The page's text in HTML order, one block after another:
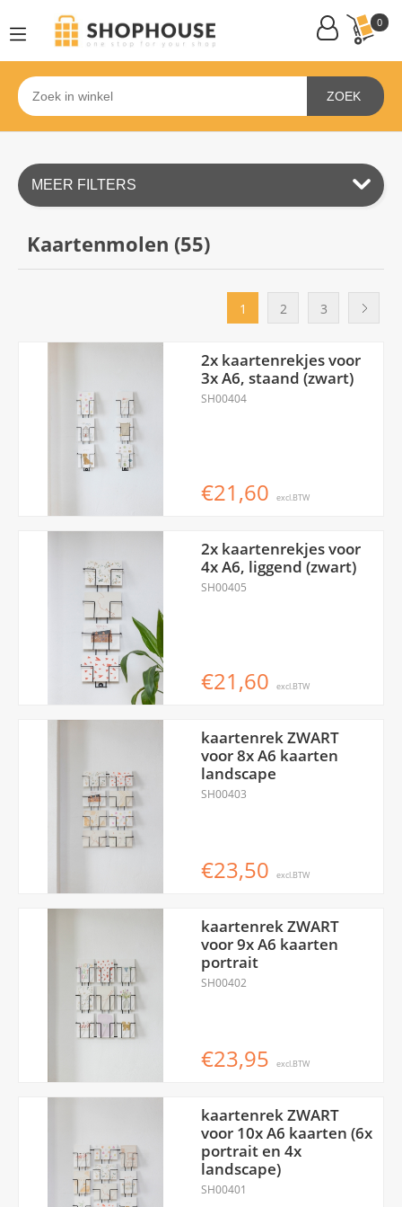
0
ZOEK
MEER FILTERS
Kaartenmolen (55)
1 2 3
2x kaartenrekjes voor
3x A6, staand (zwart)
SH00404
€21,60 excl.BTW
2x kaartenrekjes voor
4x A6, liggend (zwart)
SH00405
€21,60 excl.BTW
kaartenrek ZWART
voor 8x A6 kaarten
landscape
SH00403
€23,50 excl.BTW
kaartenrek ZWART
voor 9x A6 kaarten
portrait
SH00402
€23,95 excl.BTW
kaartenrek ZWART
voor 10x A6 kaarten (6x
portrait en 4x
landscape)
SH00401